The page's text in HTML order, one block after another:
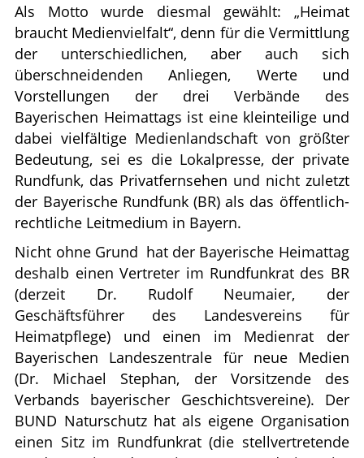
Als Motto wurde diesmal gewählt: „Heimat
braucht Medienvielfalt“, denn für die Vermittlung
der unterschiedlichen, aber auch sich
überschneidenden Anliegen, Werte und
Vorstellungen der drei Verbände des
Bayerischen Heimattags ist eine kleinteilige und
dabei vielfältige Medienlandschaft von größter
Bedeutung, sei es die Lokalpresse, der private
Rundfunk, das Privatfernsehen und nicht zuletzt
der Bayerische Rundfunk (BR) als das öffentlich-
rechtliche Leitmedium in Bayern.
Nicht ohne Grund hat der Bayerische Heimattag
deshalb einen Vertreter im Rundfunkrat des BR
(derzeit Dr. Rudolf Neumaier, der
Geschäftsführer des Landesvereins für
Heimatpflege) und einen im Medienrat der
Bayerischen Landeszentrale für neue Medien
(Dr. Michael Stephan, der Vorsitzende des
Verbands bayerischer Geschichtsvereine). Der
BUND Naturschutz hat als eigene Organisation
einen Sitz im Rundfunkrat (die stellvertretende